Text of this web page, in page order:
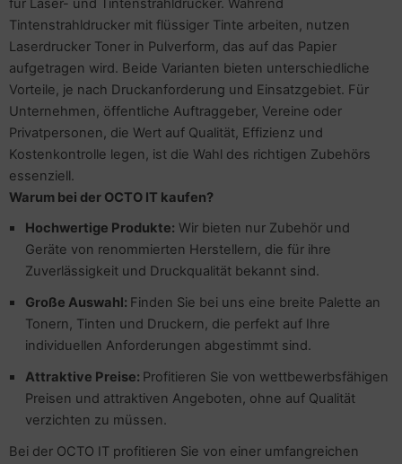
für Laser- und Tintenstrahldrucker. Während
Tintenstrahldrucker mit flüssiger Tinte arbeiten, nutzen
Laserdrucker Toner in Pulverform, das auf das Papier
aufgetragen wird. Beide Varianten bieten unterschiedliche
Vorteile, je nach Druckanforderung und Einsatzgebiet. Für
Unternehmen, öffentliche Auftraggeber, Vereine oder
Privatpersonen, die Wert auf Qualität, Effizienz und
Kostenkontrolle legen, ist die Wahl des richtigen Zubehörs
essenziell.
Warum bei der OCTO IT kaufen?
Hochwertige Produkte: Wir bieten nur Zubehör und
Geräte von renommierten Herstellern, die für ihre
Zuverlässigkeit und Druckqualität bekannt sind.
Große Auswahl: Finden Sie bei uns eine breite Palette an
Tonern, Tinten und Druckern, die perfekt auf Ihre
individuellen Anforderungen abgestimmt sind.
Attraktive Preise: Profitieren Sie von wettbewerbsfähigen
Preisen und attraktiven Angeboten, ohne auf Qualität
verzichten zu müssen.
Bei der OCTO IT profitieren Sie von einer umfangreichen
& Video
und Navigation
Zubehör
Zubehör
Zubehör
Mobiltelefone
CD/DVD/BluRay
/ Schnittstellen
& Festplatten
Mainboards
Modding
Netzwerkgeräte
& Tragebehältnisse
Hub
CD-/DVD-Rohlinge
divers
Tinten Minen